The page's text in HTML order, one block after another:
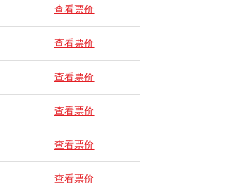
查看票价
查看票价
查看票价
查看票价
查看票价
查看票价